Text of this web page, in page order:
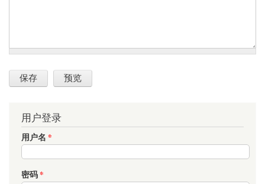
用户登录
用户名 *
密码*